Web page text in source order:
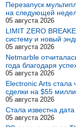
Перезапуск
на следующей
05 августа 2026
LIMIT ZERO
систему и новый
05 августа 2026
Netmarble
года благодаря
05 августа 2026
Electronic Arts стала
сделки на $55
05 августа 2026
Стала известна
05 августа 2026